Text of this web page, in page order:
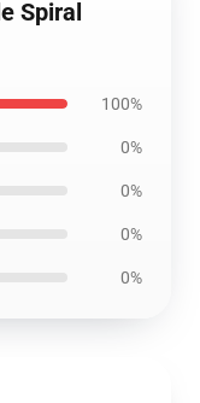
Spiral
100%
0%
0%
0%
0%